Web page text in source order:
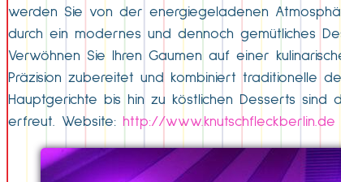
werden Sie von der energiegeladenen
durch ein modernes und dennoch gemütliches
Verwöhnen Sie Ihren Gaumen auf einer
Präzision zubereitet und kombiniert traditionelle
Hauptgerichte bis hin zu köstlichen Desserts
erfreut. Website: http://www.knutschfleckberlin.de